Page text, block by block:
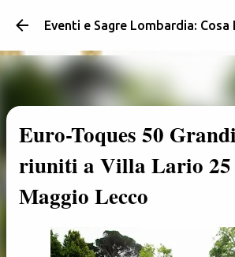
Passa ai contenuti
Euro-Toques 50
riuniti a Villa Lario 25
Maggio Lecco